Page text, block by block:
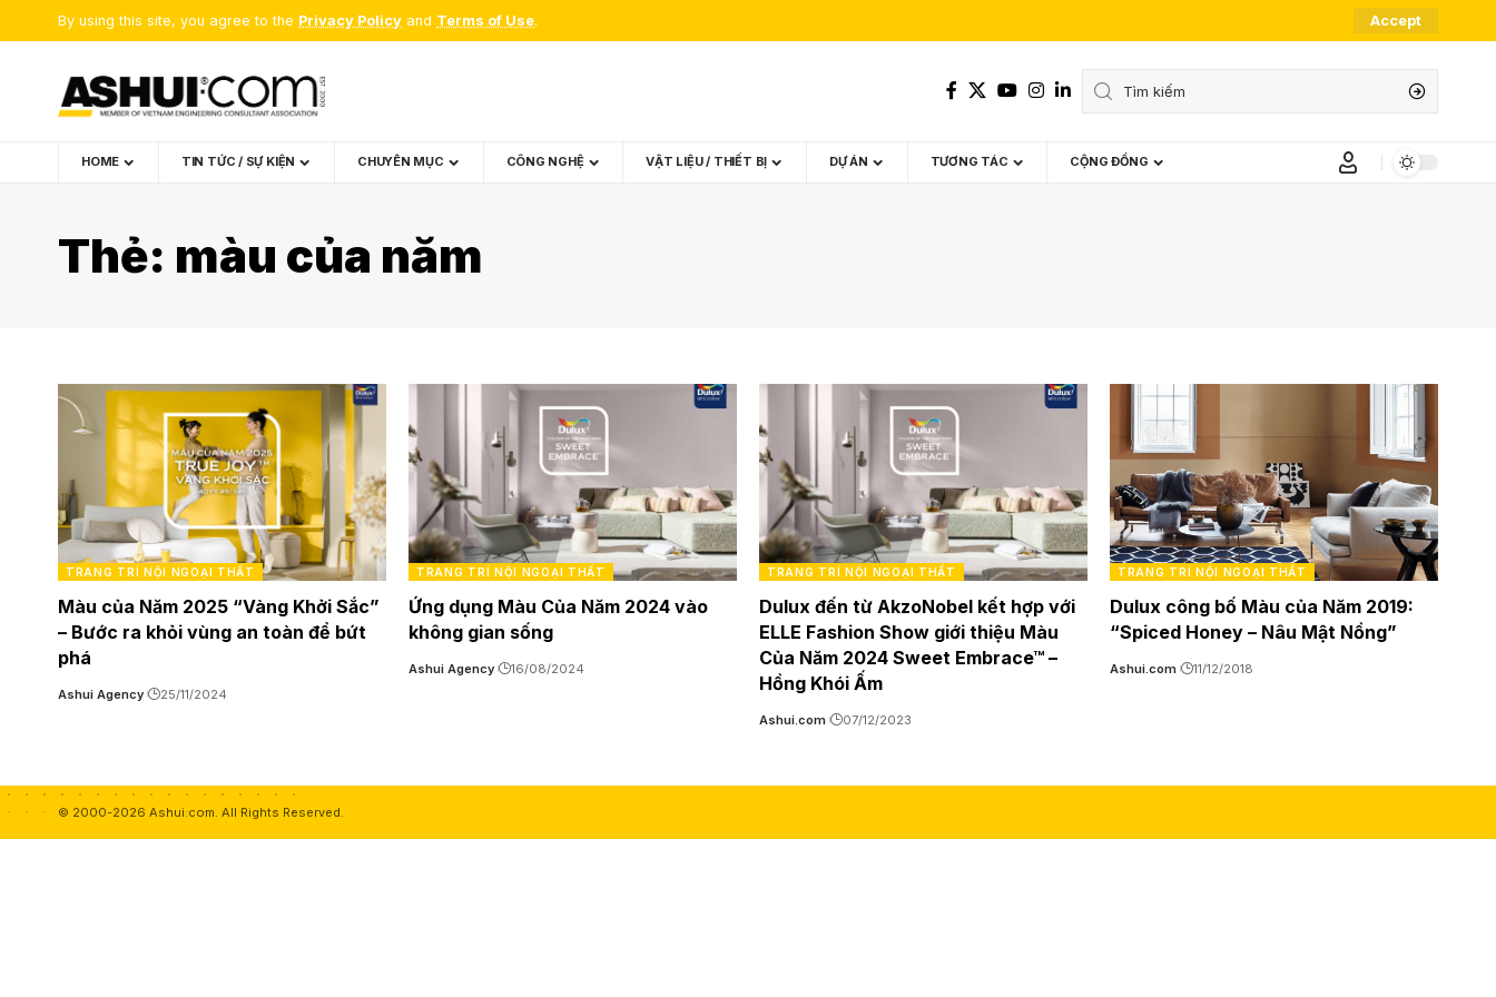
By using this site, you agree to the Privacy Policy and Terms of Use. Accept
HOME TIN TỨC / SỰ KIỆN CHUYÊN MỤC CÔNG NGHỆ VẬT LIỆU / THIẾT BỊ DỰ ÁN TƯƠNG TÁC CỘNG ĐỒNG
Thẻ: màu của năm
TRANG TRÍ NỘI NGOẠI THẤT
Màu của Năm 2025 “Vàng Khởi Sắc”
– Bước ra khỏi vùng an toàn để bứt
phá
Ashui Agency 25/11/2024
TRANG TRÍ NỘI NGOẠI THẤT
Ứng dụng Màu Của Năm 2024 vào
không gian sống
Ashui Agency 16/08/2024
TRANG TRÍ NỘI NGOẠI THẤT
Dulux đến từ AkzoNobel kết hợp với
ELLE Fashion Show giới thiệu Màu
Của Năm 2024 Sweet Embrace™ –
Hồng Khói Ấm
Ashui.com 07/12/2023
TRANG TRÍ NỘI NGOẠI THẤT
Dulux công bố Màu của Năm 2019:
“Spiced Honey – Nâu Mật Nồng”
Ashui.com 11/12/2018
© 2000-2026 Ashui.com. All Rights Reserved.